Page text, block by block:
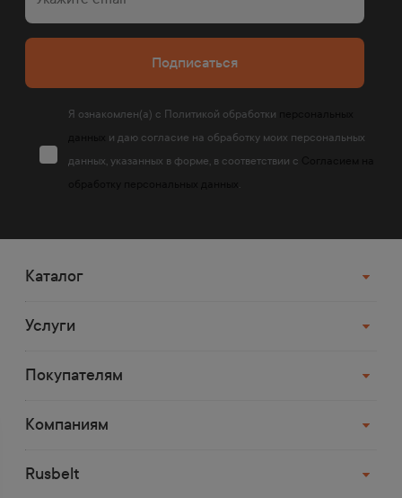
Подписаться
Я ознакомлен(а) с Политикой обработки
и даю согласие на обработку моих персональных
данных, указанных в форме, в соответствии с
.
Каталог
Услуги
Покупателям
Компаниям
Rusbelt